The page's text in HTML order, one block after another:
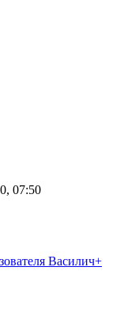
07:50
Василич+